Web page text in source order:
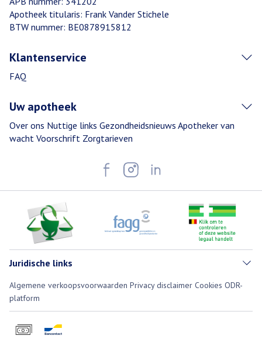
Apotheek titularis: Frank Vander Stichele
BTW nummer: BE0878915812
Klantenservice
FAQ
Uw apotheek
Over ons Nuttige links Gezondheidsnieuws Apotheker van
wacht Voorschrift Zorgtarieven
Juridische links
Algemene verkoopsvoorwaarden Privacy disclaimer Cookies ODR-
platform